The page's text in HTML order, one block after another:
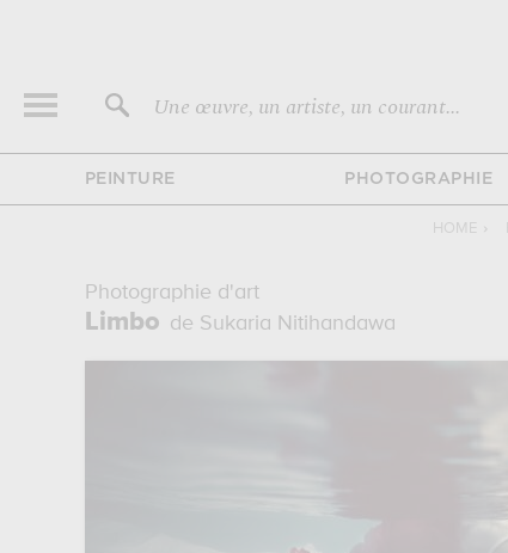
Une œuvre, un artiste, un courant...
PEINTURE PHOTOGRAPHIE
HOME ›
Photographie d'art
Limbo de Sukaria Nitihandawa